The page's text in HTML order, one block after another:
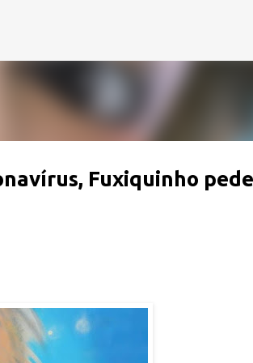
Fuxiquinho pede